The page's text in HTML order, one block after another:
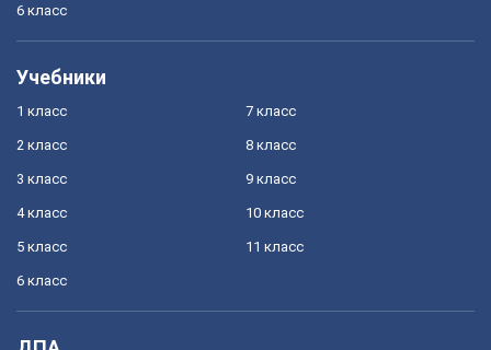
6 класс
Учебники
1 класс
2 класс
3 класс
4 класс
5 класс
6 класс
7 класс
8 класс
9 класс
10 класс
11 класс